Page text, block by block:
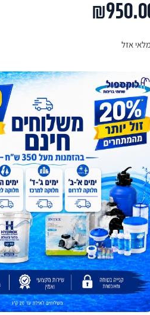
₪
אזל